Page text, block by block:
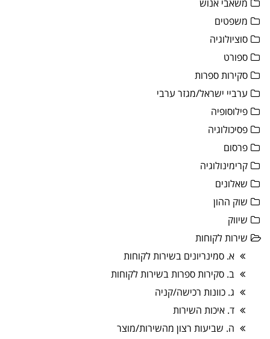
משאבי אנוש
משפטים
סוציולוגיה
ספורט
סקירות ספרות
ערביי ישראל/מגזר ערבי
פילוסופיה
פסיכולוגיה
פרסום
קרימינולוגיה
שאלונים
שוק ההון
שיווק
שירות לקוחות
א. סמינריונים בשירות לקוחות
ב. סקירות ספרות בשירות לקוחות
ג. כוונות רכישה/קניה
ד. איכות השירות
ה. שביעות רצון מהשירות/מוצר